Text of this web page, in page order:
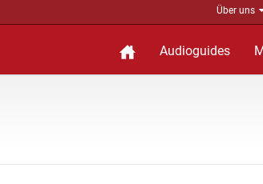
Über uns
Audioguides